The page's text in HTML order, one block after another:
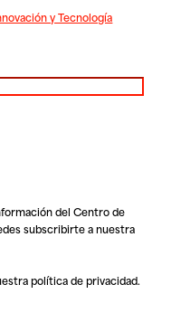
y Tecnología
del Centro de
subscribirte a nuestra
política de privacidad.